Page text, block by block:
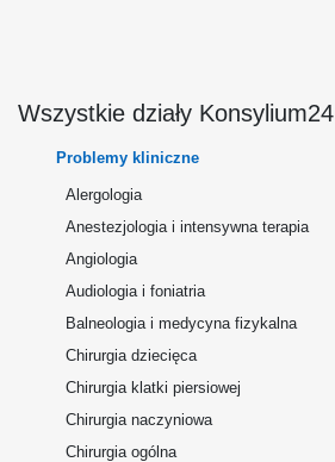
Wszystkie działy Konsylium24
Problemy kliniczne
Alergologia
Anestezjologia i intensywna terapia
Angiologia
Audiologia i foniatria
Balneologia i medycyna fizykalna
Chirurgia dziecięca
Chirurgia klatki piersiowej
Chirurgia naczyniowa
Chirurgia ogólna